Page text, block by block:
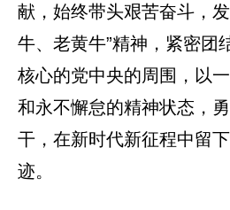
献，始终带头艰苦奋斗，
牛、老黄牛”精神，紧密团
核心的党中央的周围，以
和永不懈怠的精神状态，
干，在新时代新征程中留
迹。